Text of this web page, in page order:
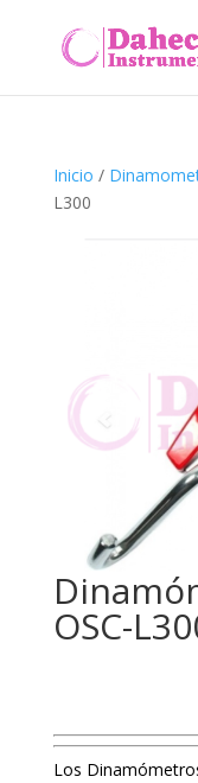
Inicio /
L300
OSC-
Los